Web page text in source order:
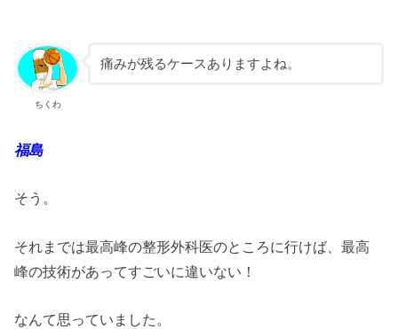
ちくわ
痛みが残るケースありますよね。
福島
そう。
それまでは最高峰の整形外科医のところに行けば、最高
峰の技術があってすごいに違いない！
なんて思っていました。